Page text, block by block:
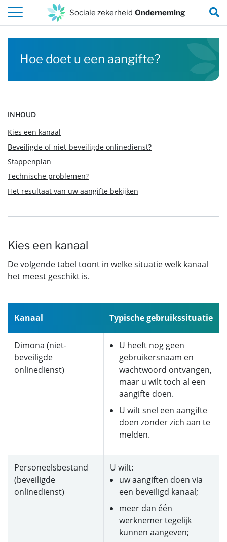
Naar de inhoud van deze pagina
Sociale zekerheid Onderneming
Hoe doet u een aangifte?
INHOUD
Kies een kanaal
Beveiligde of niet-beveiligde onlinedienst?
Stappenplan
Technische problemen?
Het resultaat van uw aangifte bekijken
Kies een kanaal
De volgende tabel toont in welke situatie welk kanaal
het meest geschikt is.
Kanaal Typische gebruikssituatie
Dimona (niet-
beveiligde
onlinedienst)
U heeft nog geen
gebruikersnaam en
wachtwoord ontvangen,
maar u wilt toch al een
aangifte doen.
U wilt snel een aangifte
doen zonder zich aan te
melden.
Personeelsbestand
(beveiligde
onlinedienst)
U wilt:
uw aangiften doen via
een beveiligd kanaal;
meer dan één
werknemer tegelijk
kunnen aangeven;